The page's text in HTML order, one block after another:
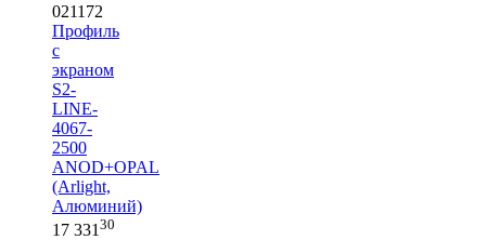
021172
Профиль
с
экраном
S2-
LINE-
4067-
2500
ANOD+OPAL
(Arlight,
Алюминий)
17 331 30